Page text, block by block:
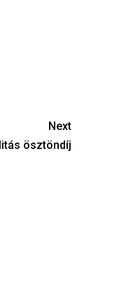
Next
ösztöndíj